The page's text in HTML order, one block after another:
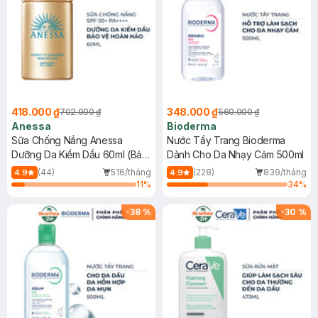
418.000 ₫702.000 ₫
Anessa
Sữa Chống Nắng Anessa
Dưỡng Da Kiềm Dầu 60ml (Bản
Mới)
4.9 (44)
516/tháng
11%
348.000 ₫560.000 ₫
Bioderma
Nước Tẩy Trang Bioderma
Dành Cho Da Nhạy Cảm 500ml
4.9 (228)
839/tháng
34%
-38 % -30 %